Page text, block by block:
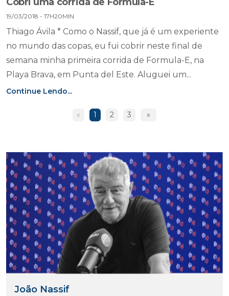
19/03/2018 - 17H20MIN
Thiago Ávila * Como o Nassif, que já é um experiente
no mundo das copas, eu fui cobrir neste final de
semana minha primeira corrida de Formula-E, na
Playa Brava, em Punta del Este. Aluguei um...
Continue Lendo...
« 1 2 3 »
João Nassif